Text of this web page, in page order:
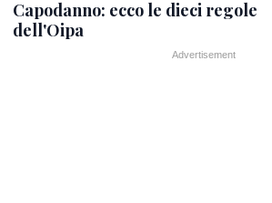
Capodanno: ecco le dieci regole
dell'Oipa